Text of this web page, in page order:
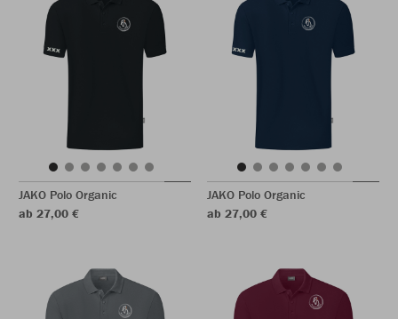
JAKO Polo Organic
ab 27,00 €
JAKO Polo Organic
ab 27,00 €